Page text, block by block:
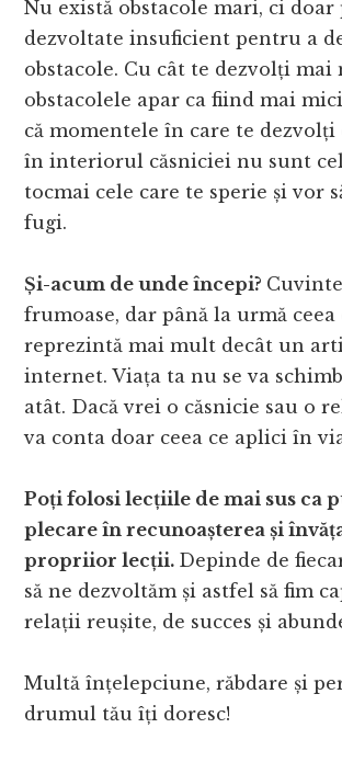
Nu există obstacole mari, ci doar
dezvoltate insuficient pentru a
obstacole. Cu cât te dezvolți
obstacolele apar ca fiind mai
că momentele în care te dezvolți
în interiorul căsniciei nu sunt
tocmai cele care te sperie și vor
fugi.
Și-acum de unde începi?
frumoase, dar până la urmă
reprezintă mai mult decât un
internet. Viața ta nu se va
atât. Dacă vrei o căsnicie sau o
va conta doar ceea ce aplici în
Poți folosi lecțiile de mai sus ca
plecare în recunoașterea și
propriior lecții. Depinde de
să ne dezvoltăm și astfel să fim
relații reușite, de succes și
Multă înțelepciune, răbdare și
drumul tău îți doresc!